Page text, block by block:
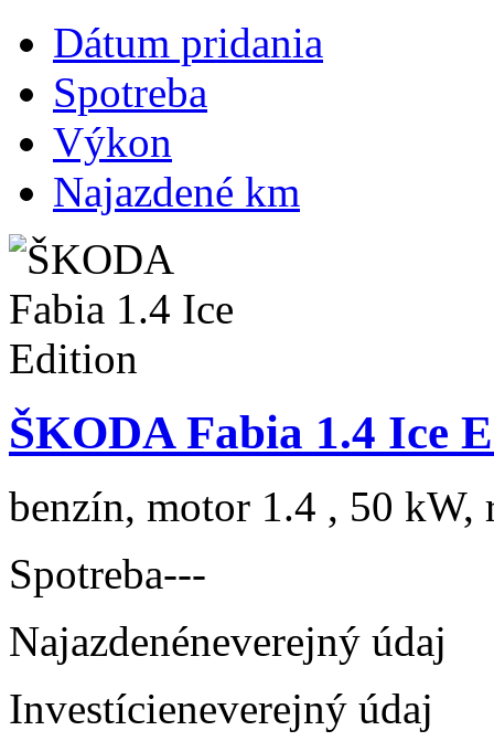
Dátum pridania
Spotreba
Výkon
Najazdené km
ŠKODA Fabia 1.4 Ice
benzín, motor 1.4 , 50 kW,
Spotreba---
Najazdenéneverejný údaj
Investícieneverejný údaj